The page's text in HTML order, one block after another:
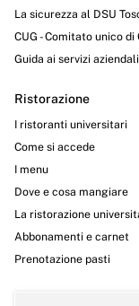
La sicurezza al DSU
CUG - Comitato unico di
Guida ai servizi aziendali
Ristorazione
I ristoranti universitari
Come si accede
I menu
Dove e cosa mangiare
La ristorazione
Abbonamenti e carnet
Prenotazione pasti